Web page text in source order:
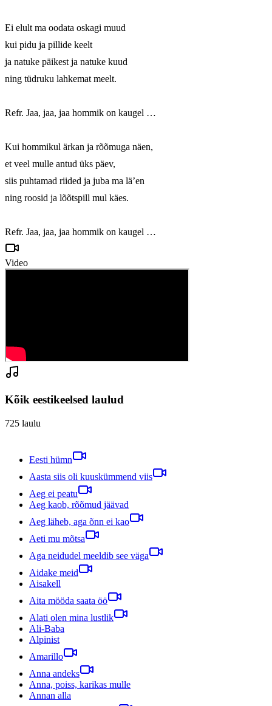
Ei elult ma oodata oskagi muud
kui pidu ja pillide keelt
ja natuke päikest ja natuke kuud
ning tüdruku lahkemat meelt.
Refr. Jaa, jaa, jaa hommik on kaugel …
Kui hommikul ärkan ja rõõmuga näen,
et veel mulle antud üks päev,
siis puhtamad riided ja juba ma lä’en
ning roosid ja lõõtspill mul käes.
Refr. Jaa, jaa, jaa hommik on kaugel …
Video
Kõik eestikeelsed laulud
725 laulu
Eesti hümn
Aasta siis oli kuuskümmend viis
Aeg ei peatu
Aeg kaob, rõõmud jäävad
Aeg läheb, aga õnn ei kao
Aeti mu mõtsa
Aga neidudel meeldib see väga
Aidake meid
Aisakell
Aita mööda saata öö
Alati olen mina lustlik
Ali-Baba
Alpinist
Amarillo
Anna andeks
Anna, poiss, karikas mulle
Annan alla